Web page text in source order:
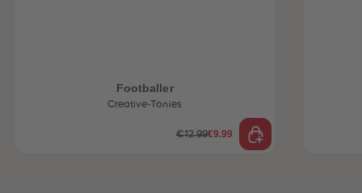
Footballer
Creative-Tonies
€12.99€9.99